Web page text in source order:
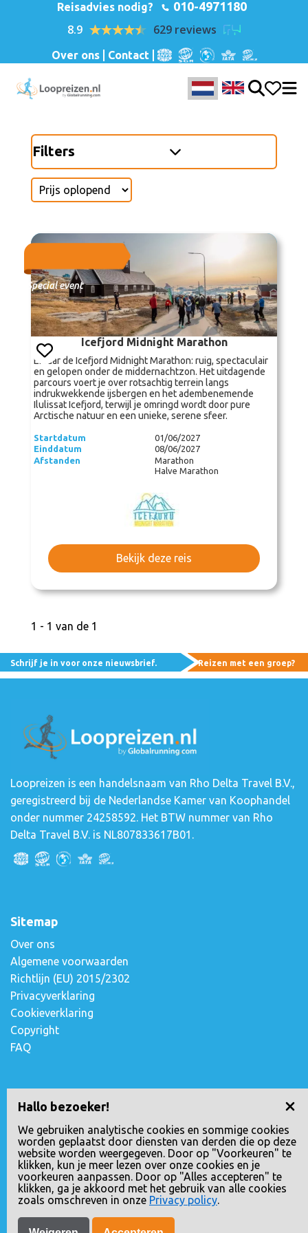
Reisadvies nodig? 010-4971180
8.9 629 reviews
Over ons Contact
Filters
Special event
Icefjord Midnight Marathon
Ervaar de Icefjord Midnight Marathon: ruig, spectaculair
en gelopen onder de middernachtzon. Het uitdagende
parcours voert je over rotsachtig terrein langs
indrukwekkende ijsbergen en het adembenemende
Ilulissat Icefjord, terwijl je omringd wordt door pure
Arctische natuur en een unieke, serene sfeer.
Startdatum
01/06/2027
Einddatum
08/06/2027
Afstanden
Marathon
Halve Marathon
Bekijk deze reis
1 - 1 van de 1
Hallo bezoeker!
We gebruiken analytische cookies en sommige cookies
worden geplaatst door diensten van derden die op deze
website worden weergegeven. Door op "Voorkeuren" te
klikken, kun je meer lezen over onze cookies en je
voorkeuren aanpassen. Door op "Alles accepteren" te
klikken, ga je akkoord met het gebruik van alle cookies
zoals omschreven in onze Privacy policy.
Schrijf je in voor onze nieuwsbrief. Reizen met een groep?
Loopreizen is een handelsnaam van Rho Delta Travel B.V.,
geregistreerd bij de Nederlandse Kamer van Koophandel
onder nummer 24258592. Het BTW nummer van Rho
Delta Travel B.V. is NL807833617B01.
Sitemap
Over ons
Algemene voorwaarden
Richtlijn (EU) 2015/2302
Privacyverklaring
Cookieverklaring
Copyright
FAQ
Contact opnemen
Escudostraat 2
2991 XV Barendrecht, Nederland
010-4971180
info@loopreizen.nl
KVK nr.: 24258592